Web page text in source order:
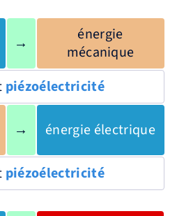
→
énergie
mécanique
piézoélectricité
→ énergie électrique
piézoélectricité